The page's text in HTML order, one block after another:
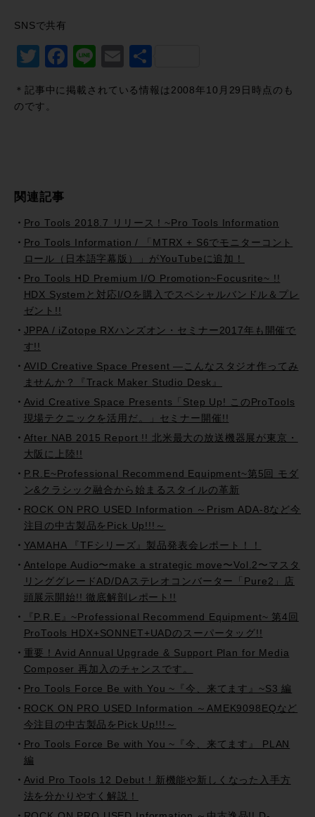
SNSで共有
Twitter
Facebook
LineEmail
＊記事中に掲載されている情報は2008年10月29日時点のも
のです。
関連記事
Pro Tools 2018.7 リリース！~Pro Tools Information
Pro Tools Information / 「MTRX + S6でモニターコント
ロール（日本語字幕版）」がYouTubeに追加！
Pro Tools HD Premium I/O Promotion~Focusrite~ !!
HDX Systemと対応I/Oを購入でスペシャルバンドル＆プレ
ゼント!!
JPPA / iZotope RXハンズオン・セミナー2017年も開催で
す!!
AVID Creative Space Present —こんなスタジオ作ってみ
ませんか？『Track Maker Studio Desk』
Avid Creative Space Presents「Step Up! このProTools
現場テクニックを活用だ。」セミナー開催!!
After NAB 2015 Report !! 北米最大の放送機器展が東京・
大阪に上陸!!
P.R.E~Professional Recommend Equipment~第5回 モダ
ン&クラシック融合から始まるスタイルの革新
ROCK ON PRO USED Information ～Prism ADA-8など今
注目の中古製品をPick Up!!!～
YAMAHA 『TFシリーズ』製品発表会レポート！！
Antelope Audio〜make a strategic move〜Vol.2〜マスタ
リンググレードAD/DAステレオコンバーター「Pure2」店
頭展示開始!! 徹底解剖レポート!!
『P.R.E』~Professional Recommend Equipment~ 第4回
ProTools HDX+SONNET+UADのスーパータッグ!!
重要！Avid Annual Upgrade & Support Plan for Media
Composer 再加入のチャンスです。
Pro Tools Force Be with You ~『今、来てます』~S3 編
ROCK ON PRO USED Information ～AMEK9098EQなど
今注目の中古製品をPick Up!!!～
Pro Tools Force Be with You ~『今、来てます』 PLAN
編
Avid Pro Tools 12 Debut ! 新機能や新しくなった入手方
法を分かりやすく解説！